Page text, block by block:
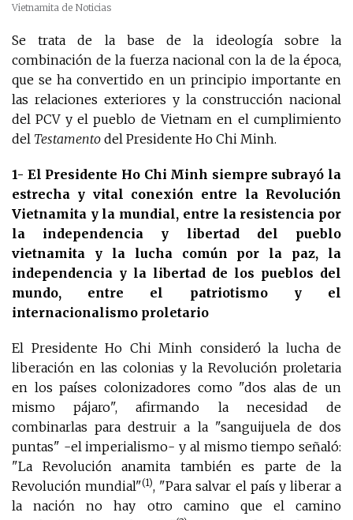
Vietnamita de Noticias
Se trata de la base de la ideología sobre la
combinación de la fuerza nacional con la de la época,
que se ha convertido en un principio importante en
las relaciones exteriores y la construcción nacional
del PCV y el pueblo de Vietnam en el cumplimiento
del Testamento del Presidente Ho Chi Minh.
1- El Presidente Ho Chi Minh siempre subrayó la
estrecha y vital conexión entre la Revolución
Vietnamita y la mundial, entre la resistencia por
la independencia y libertad del pueblo
vietnamita y la lucha común por la paz, la
independencia y la libertad de los pueblos del
mundo, entre el patriotismo y el
internacionalismo proletario
El Presidente Ho Chi Minh consideró la lucha de
liberación en las colonias y la Revolución proletaria
en los países colonizadores como "dos alas de un
mismo pájaro", afirmando la necesidad de
combinarlas para destruir a la "sanguijuela de dos
puntas" -el imperialismo- y al mismo tiempo señaló:
"La Revolución anamita también es parte de la
Revolución mundial"(1), "Para salvar el país y liberar a
la nación no hay otro camino que el camino